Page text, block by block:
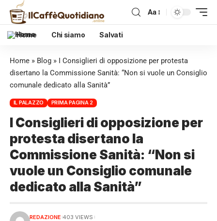
Aa
Home Chi siamo Salvati
Home » Blog » I Consiglieri di opposizione per protesta
disertano la Commissione Sanità: “Non si vuole un Consiglio
comunale dedicato alla Sanità”
IL PALAZZO PRIMA PAGINA 2
I Consiglieri di opposizione per
protesta disertano la
Commissione Sanità: “Non si
vuole un Consiglio comunale
dedicato alla Sanità”
REDAZIONE 403 VIEWS